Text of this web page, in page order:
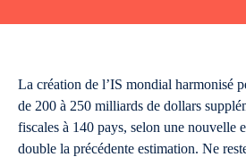
La création de l’IS mondial harmonisé
de 200 à 250 milliards de dollars
fiscales à 140 pays, selon une nouvelle
double la précédente estimation. Ne